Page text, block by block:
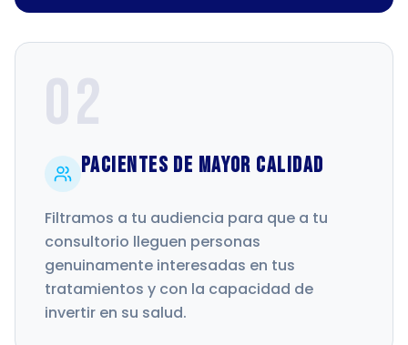
02
Pacientes de Mayor Calidad
Filtramos a tu audiencia para que a tu
consultorio lleguen personas
genuinamente interesadas en tus
tratamientos y con la capacidad de
invertir en su salud.